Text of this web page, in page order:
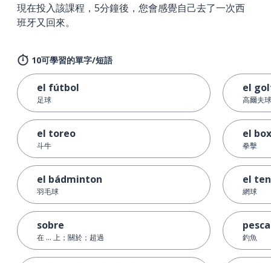
現在投入該課程，5分鐘後，您會感覺自己去了一次西
班牙又回來。
10可學習的單字/短語
el fútbol
足球
el toreo
斗牛
el bádminton
羽毛球
sobre
在 ... 上；關於；超過
el
高爾夫球
el
拳擊
el
網球
釣魚